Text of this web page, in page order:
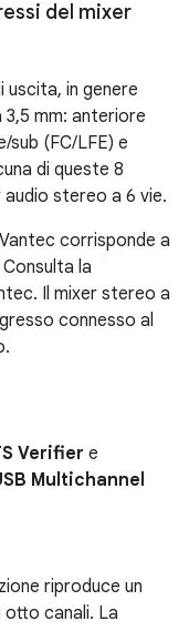
del mixer
in genere
mm: anteriore
sub (FC/LFE) e
di queste 8
stereo a 6 vie.
corrisponde a
la
Il mixer stereo a
connesso al
Verifier e
Multichannel
riproduce un
otto canali. La